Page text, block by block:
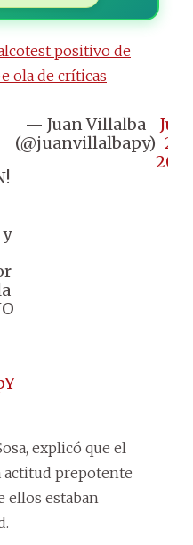
positivo de
ola de críticas
— Juan Villalba
(@juanvillalbapy)
July
25,
2023
explicó que el
actitud prepotente
ellos estaban